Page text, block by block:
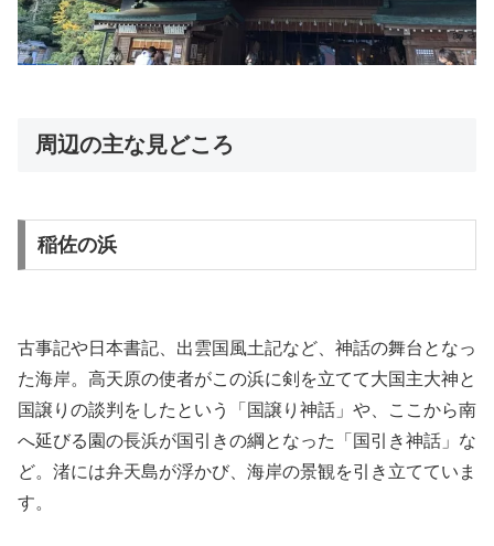
周辺の主な見どころ
稲佐の浜
古事記や日本書記、出雲国風土記など、神話の舞台となっ
た海岸。高天原の使者がこの浜に剣を立てて大国主大神と
国譲りの談判をしたという「国譲り神話」や、ここから南
へ延びる園の長浜が国引きの綱となった「国引き神話」な
ど。渚には弁天島が浮かび、海岸の景観を引き立てていま
す。